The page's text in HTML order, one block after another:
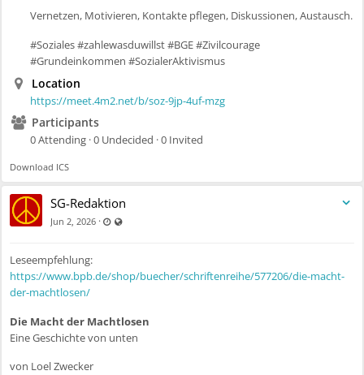
Vernetzen, Motivieren, Kontakte pflegen, Diskussionen, Austausch.
#Soziales #zahlewasduwillst #BGE #Zivilcourage
#Grundeinkommen #SozialerAktivismus
Location
https://meet.4m2.net/b/soz-9jp-4uf-mzg
Participants
0 Attending · 0 Undecided · 0 Invited
Download ICS
SG-Redaktion
Jun 2, 2026 · Last updated Jun 5, 2026 - 4:44 PM
Leseempfehlung:
https://www.bpb.de/shop/buecher/schriftenreihe/577206/die-macht-
der-machtlosen/
Die Macht der Machtlosen
Eine Geschichte von unten
von Loel Zwecker